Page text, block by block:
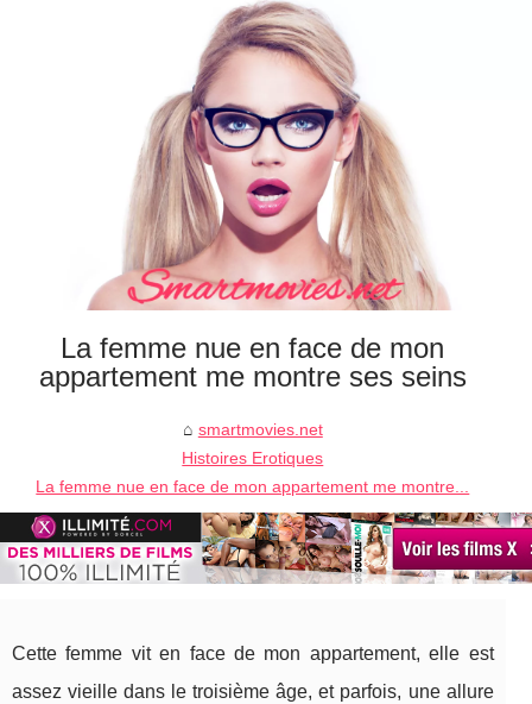
La femme nue en face de mon
appartement me montre ses seins
smartmovies.net
Histoires Erotiques
La femme nue en face de mon appartement me montre...
Cette femme vit en face de mon appartement, elle est
assez vieille dans le troisième âge, et parfois, une allure